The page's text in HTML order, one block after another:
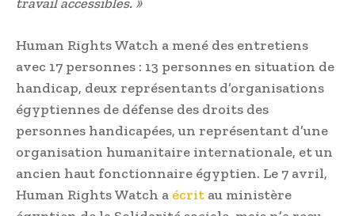
Human Rights Watch a mené des entretiens
avec 17 personnes : 13 personnes en situation de
handicap, deux représentants d’organisations
égyptiennes de défense des droits des
personnes handicapées, un représentant d’une
organisation humanitaire internationale, et un
ancien haut fonctionnaire égyptien. Le 7 avril,
Human Rights Watch a écrit au ministère